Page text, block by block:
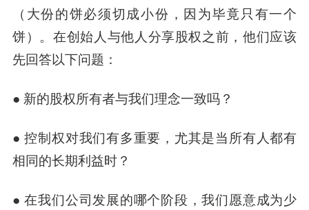
（大份的饼必须切成小份，因为毕竟只有一个
饼）。在创始人与他人分享股权之前，他们应该
先回答以下问题：
● 新的股权所有者与我们理念一致吗？
● 控制权对我们有多重要，尤其是当所有人都有
相同的长期利益时？
● 在我们公司发展的哪个阶段，我们愿意成为少